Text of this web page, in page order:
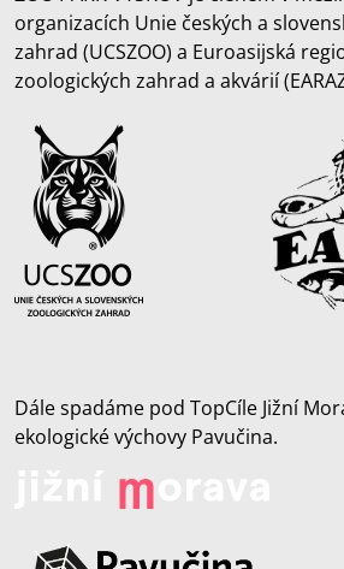
organizacích Unie českých a
zahrad (UCSZOO) a Euroasijská
zoologických zahrad a akvárií
Dále spadáme pod TopCíle Jižní
ekologické výchovy Pavučina.